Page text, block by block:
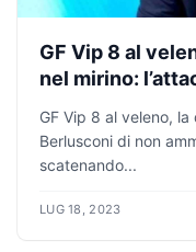
GF Vip 8 al
nel mirino:
GF Vip 8 al veleno,
Berlusconi di non
scatenando...
LUG 18, 2023